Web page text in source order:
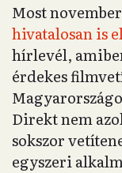
Most
hivatalosan is
hírlevél,
érdekes
Direkt nem
sokszor
egyszeri